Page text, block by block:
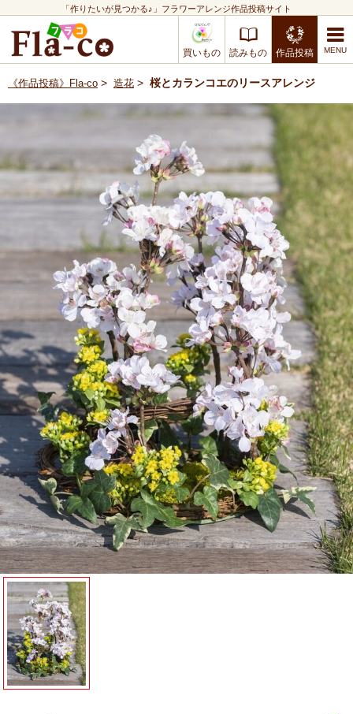
「作りたいが見つかる♪」フラワーアレンジ作品投稿サイト
買いもの 読みもの 作品投稿
《作品投稿》Fla-co > 造花 > 桜とカランコエのリースアレンジ